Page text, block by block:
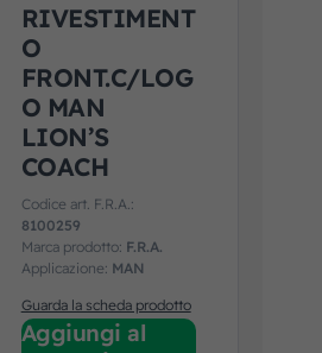
RIVESTIMENT
O
FRONT.C/LOG
O MAN
LION’S
COACH
Codice art. F.R.A.:
8100259
Marca prodotto: F.R.A.
Applicazione: MAN
Guarda la scheda prodotto
Aggiungi al